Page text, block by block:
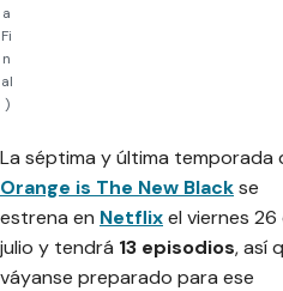
a
Fi
n
al
)
La séptima y última temporada
Orange is The New Blackse
estrena en Netflixel viernes 26
julio y tendrá 13 episodios, así
váyanse preparado para ese